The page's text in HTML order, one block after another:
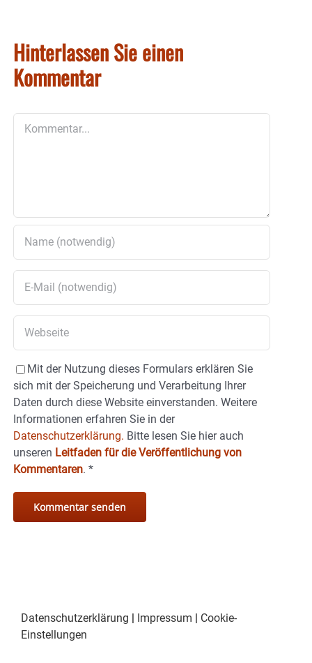
Hinterlassen Sie einen
Kommentar
Mit der Nutzung dieses Formulars erklären Sie
sich mit der Speicherung und Verarbeitung Ihrer
Daten durch diese Website einverstanden. Weitere
Informationen erfahren Sie in der
Datenschutzerklärung. Bitte lesen Sie hier auch
unseren Leitfaden für die Veröffentlichung von
Kommentaren. *
Datenschutzerklärung | Impressum | Cookie-
Einstellungen